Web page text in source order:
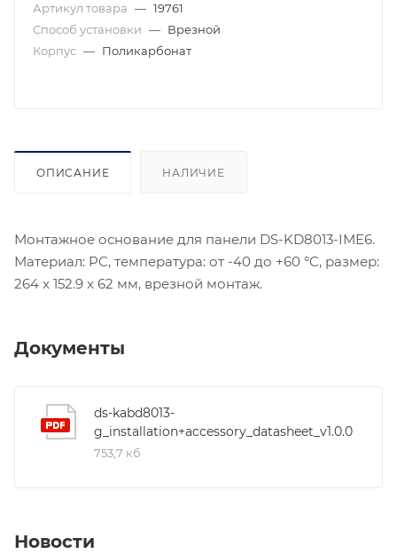
Артикул товара — 19761
Способ установки — Врезной
Корпус — Поликарбонат
ОПИСАНИЕ НАЛИЧИЕ
Монтажное основание для панели DS-KD8013-IME6.
Материал: PC, температура: от -40 до +60 °C, размер:
264 x 152.9 x 62 мм, врезной монтаж.
Документы
ds-kabd8013-
g_installation+accessory_datasheet_v1.0.0
753,7 кб
Новости